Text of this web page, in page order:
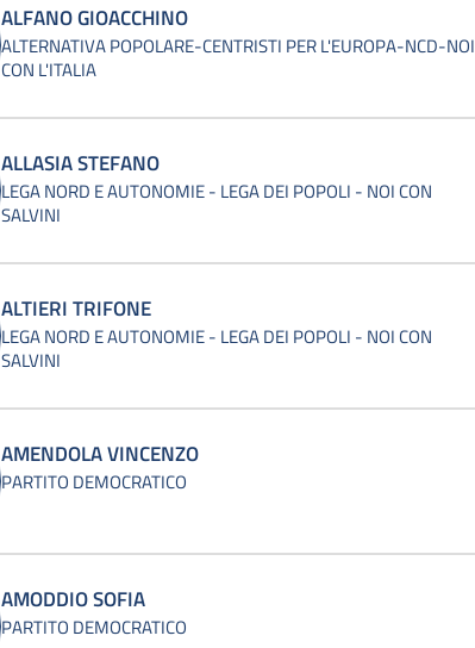
ALFANO GIOACCHINO
ALTERNATIVA POPOLARE-CENTRISTI PER L'EUROPA-NCD-NOI
CON L'ITALIA
ALLASIA STEFANO
LEGA NORD E AUTONOMIE - LEGA DEI POPOLI - NOI CON
SALVINI
ALTIERI TRIFONE
LEGA NORD E AUTONOMIE - LEGA DEI POPOLI - NOI CON
SALVINI
AMENDOLA VINCENZO
PARTITO DEMOCRATICO
AMODDIO SOFIA
PARTITO DEMOCRATICO